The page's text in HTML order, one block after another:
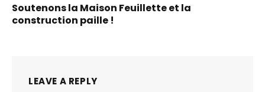
Soutenons la Maison Feuillette et la
construction paille !
LEAVE A REPLY